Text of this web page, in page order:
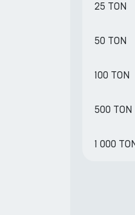
25 TON
50 TON
100 TON
500 TON
1 000